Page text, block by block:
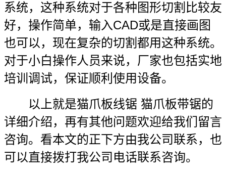
系统，这种系统对于各种图形切割比较友
好，操作简单，输入CAD或是直接画图
也可以，现在复杂的切割都用这种系统。
对于小白操作人员来说，厂家也包括实地
培训调试，保证顺利使用设备。
以上就是猫爪板线锯 猫爪板带锯的
详细介绍，再有其他问题欢迎给我们留言
咨询。看本文的正下方由我公司联系，也
可以直接拨打我公司电话联系咨询。